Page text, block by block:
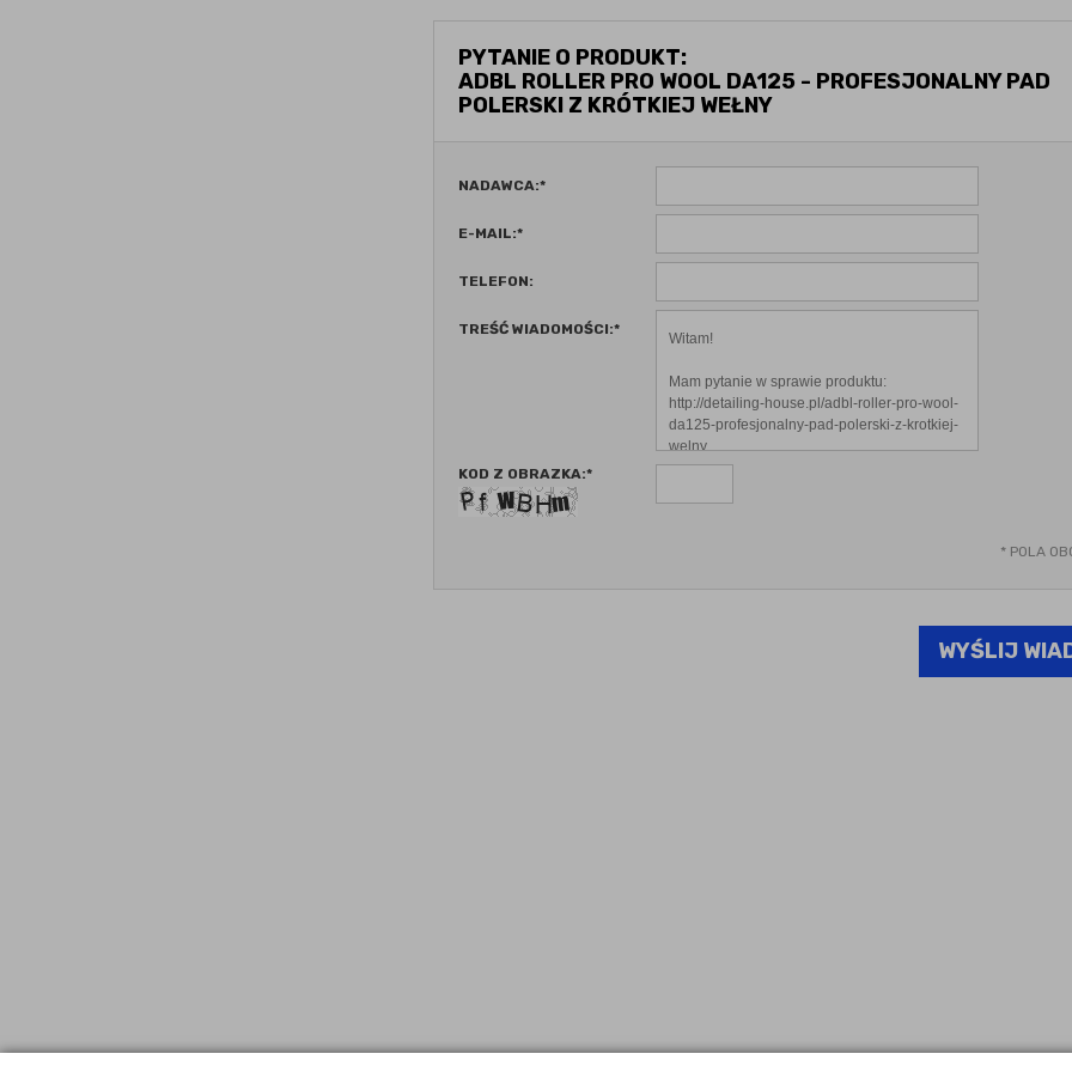
PYTANIE O PRODUKT:
ADBL ROLLER PRO WOOL DA125 - PROFESJONALNY PAD
POLERSKI Z KRÓTKIEJ WEŁNY
NADAWCA:*
E-MAIL:*
TELEFON:
TREŚĆ WIADOMOŚCI:*
KOD Z OBRAZKA:*
* POLA
WYŚLIJ